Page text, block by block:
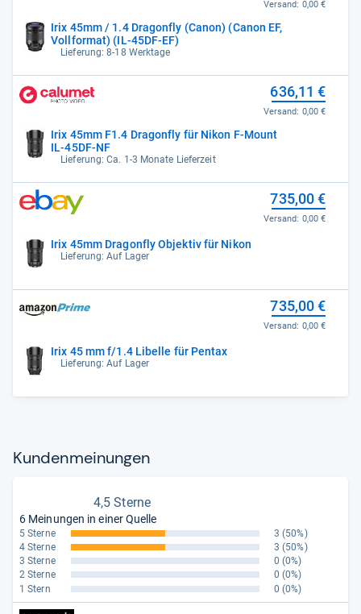
Irix 45mm / 1.4 Dragonfly (Canon) (Canon EF,
Vollformat) (IL-45DF-EF)
Lieferung: 8-18 Werktage
Versand: 0,00 €
Irix 45mm F1.4 Dragonfly für Nikon F-Mount
IL-45DF-NF
Lieferung: Ca. 1-3 Monate Lieferzeit
636,11 €
Versand: 0,00 €
Irix 45mm Dragonfly Objektiv für Nikon
Lieferung: Auf Lager
735,00 €
Versand: 0,00 €
Irix 45 mm f/1.4 Libelle für Pentax
Lieferung: Auf Lager
735,00 €
Versand: 0,00 €
Kun­den­mei­nun­gen
4,5 Sterne
6 Meinungen in einer Quelle
5 Sterne 3 (50%)
4 Sterne
3 (50%)
3 Sterne
0 (0%)
2 Sterne
0 (0%)
1 Stern
0 (0%)